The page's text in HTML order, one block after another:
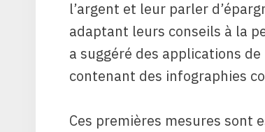
l’argent et leur parler
adaptant leurs conseils à la
a suggéré des applications
contenant des infographies
Ces premières mesures sont